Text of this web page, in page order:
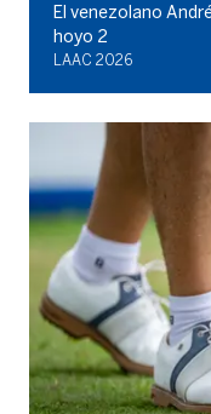
El venezolano
hoyo 2
LAAC 2026